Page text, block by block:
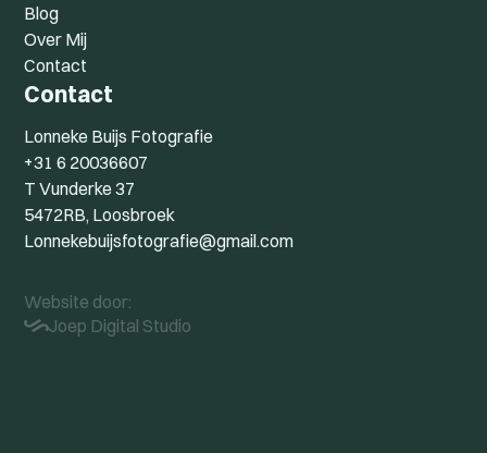
Blog
Over Mij
Contact
Contact
Lonneke Buijs Fotografie
+31 6 20036607
T Vunderke 37
5472RB, Loosbroek
Lonnekebuijsfotografie@gmail.com
Website door:
Joep Digital Studio